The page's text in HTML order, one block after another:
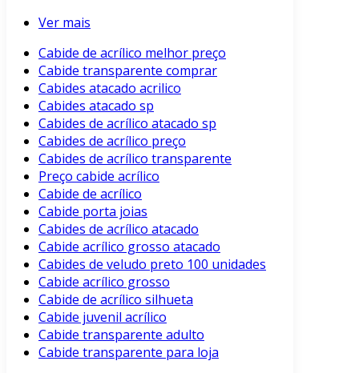
Ver mais
Cabide de acrílico melhor preço
Cabide transparente comprar
Cabides atacado acrilico
Cabides atacado sp
Cabides de acrílico atacado sp
Cabides de acrílico preço
Cabides de acrílico transparente
Preço cabide acrílico
Cabide de acrílico
Cabide porta joias
Cabides de acrílico atacado
Cabide acrílico grosso atacado
Cabides de veludo preto 100 unidades
Cabide acrílico grosso
Cabide de acrílico silhueta
Cabide juvenil acrílico
Cabide transparente adulto
Cabide transparente para loja